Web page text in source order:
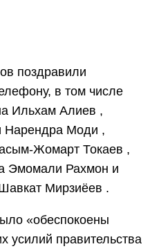
поздравили
в том числе
Ильхам Алиев ,
Нарендра Моди ,
Жомарт Токаев ,
Эмомали Рахмон и
Мирзиёев .
«обеспокоены
усилий правительства